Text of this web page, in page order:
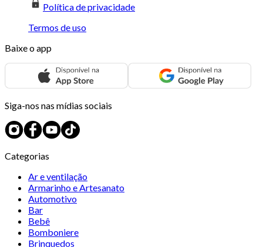
Política de privacidade
Termos de uso
Baixe o app
Siga-nos nas mídias sociais
Categorias
Ar e ventilação
Armarinho e Artesanato
Automotivo
Bar
Bebê
Bomboniere
Brinquedos